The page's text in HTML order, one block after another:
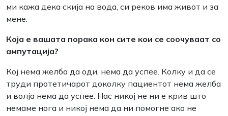
ми кажа дека скија на вода, си реков има живот и за
мене.
Која е вашата порака кон сите кои се соочуваат со
ампутација?
Кој нема желба да оди, нема да успее. Колку и да се
труди протетичарот доколку пациентот нема желба
и волја нема да успее. Нас никој не ни е крив што
немаме нога и никој нема да ни помогне ако не